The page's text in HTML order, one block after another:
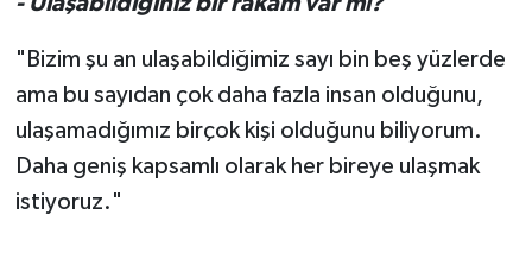
"Bizim şu an ulaşabildiğimiz sayı bin beş yüzlerde
ama bu sayıdan çok daha fazla insan olduğunu,
ulaşamadığımız birçok kişi olduğunu biliyorum.
Daha geniş kapsamlı olarak her bireye ulaşmak
istiyoruz."